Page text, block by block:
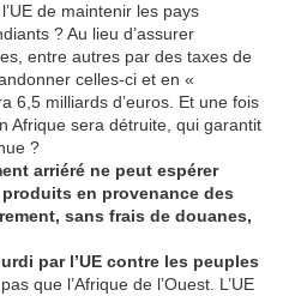
de maintenir les pays
? Au lieu d’assurer
entre autres par des taxes de
celles-ci et en «
6,5 milliards d’euros. Et une fois
Afrique sera détruite, qui garantit
?
arriéré ne peut espérer
en provenance des
sans frais de douanes,
par l’UE contre les peuples
que l’Afrique de l’Ouest. L’UE